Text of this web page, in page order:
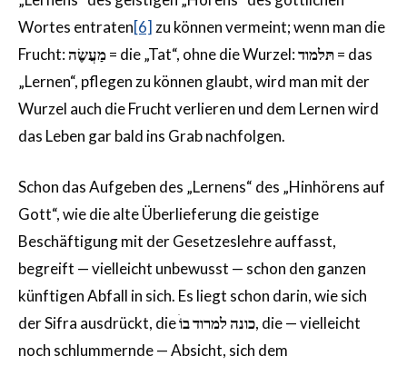
Wortes entraten[6] zu können vermeint; wenn man die
Frucht:מַעֲשֶׂה= die „Tat“, ohne die Wurzel: תּלמוד
= das
„Lernen“, pflegen zu können glaubt, wird man mit der
Wurzel auch die Frucht verlieren und dem Lernen wird
das Leben gar bald ins Grab nachfolgen.
Schon das Aufgeben des „Lernens“ des „Hinhörens auf
Gott“, wie die alte Überlieferung die geistige
Beschäftigung mit der Gesetzeslehre auffasst,
begreift — vielleicht unbewusst — schon den ganzen
künftigen Abfall in sich. Es liegt schon darin, wie sich
der Sifra ausdrückt, dieכונה למרוד בוֹ, die — vielleicht
noch schlummernde — Absicht, sich dem